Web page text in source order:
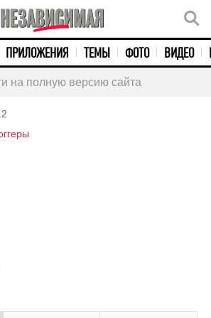
ПРИЛОЖЕНИЯ ТЕМЫ ФОТО ВИДЕО
на полную версию сайта